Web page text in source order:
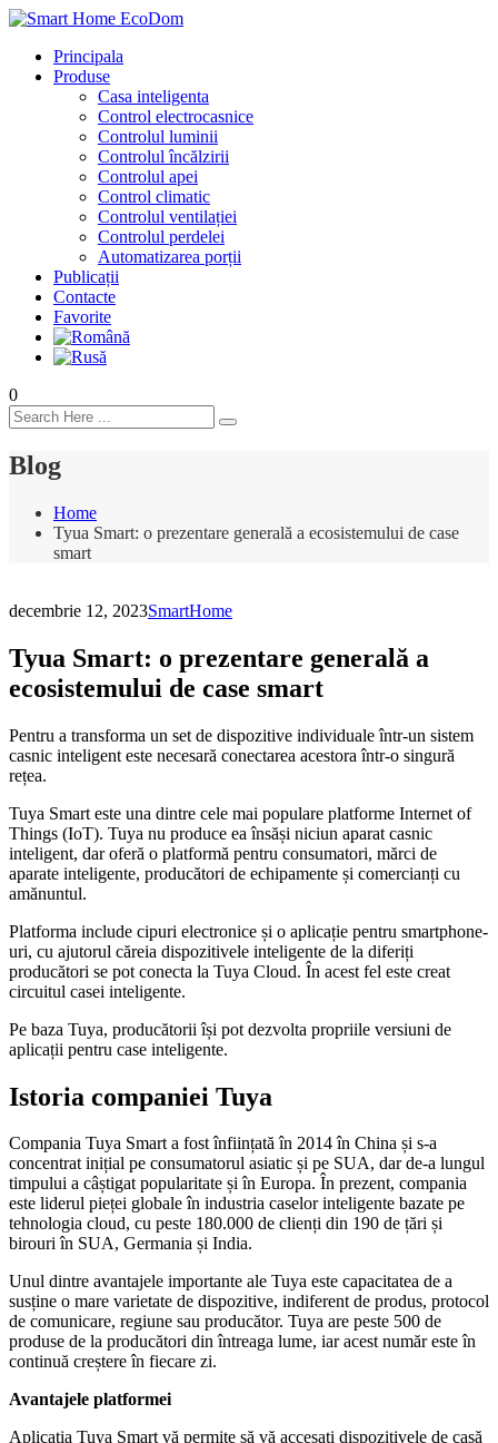
Principala
Produse
Casa inteligenta
Control electrocasnice
Controlul luminii
Controlul încălzirii
Controlul apei
Control climatic
Controlul ventilației
Сontrolul perdelei
Automatizarea porții
Publicații
Contacte
Favorite
0
Blog
Home
Tyua Smart: o prezentare generală a ecosistemului de case
smart
decembrie 12, 2023SmartHome
Tyua Smart: o prezentare generală a
ecosistemului de case smart
Pentru a transforma un set de dispozitive individuale într-un sistem
casnic inteligent este necesară conectarea acestora într-o singură
rețea.
Tuya Smart este una dintre cele mai populare platforme Internet of
Things (IoT). Tuya nu produce ea însăși niciun aparat casnic
inteligent, dar oferă o platformă pentru consumatori, mărci de
aparate inteligente, producători de echipamente și comercianți cu
amănuntul.
Platforma include cipuri electronice și o aplicație pentru smartphone-
uri, cu ajutorul căreia dispozitivele inteligente de la diferiți
producători se pot conecta la Tuya Cloud. În acest fel este creat
circuitul casei inteligente.
Pe baza Tuya, producătorii își pot dezvolta propriile versiuni de
aplicații pentru case inteligente.
Istoria companiei Tuya
Compania Tuya Smart a fost înființată în 2014 în China și s-a
concentrat inițial pe consumatorul asiatic și pe SUA, dar de-a lungul
timpului a câștigat popularitate și în Europa. În prezent, compania
este liderul pieței globale în industria caselor inteligente bazate pe
tehnologia cloud, cu peste 180.000 de clienți din 190 de țări și
birouri în SUA, Germania și India.
Unul dintre avantajele importante ale Tuya este capacitatea de a
susține o mare varietate de dispozitive, indiferent de produs, protocol
de comunicare, regiune sau producător. Tuya are peste 500 de
produse de la producători din întreaga lume, iar acest număr este în
continuă creștere în fiecare zi.
Avantajele platformei
Aplicația Tuya Smart vă permite să vă accesați dispozitivele de casă